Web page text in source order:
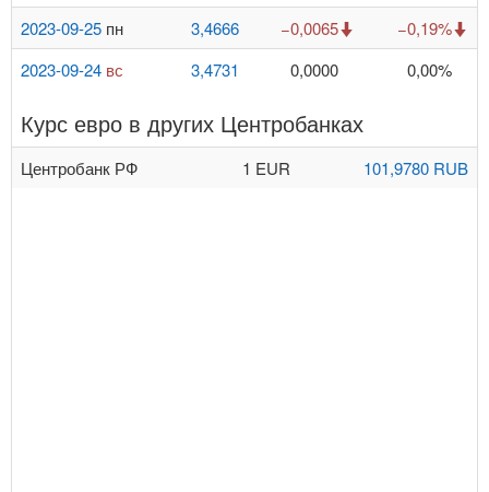
2023-09-25 пн 3,4666 −0,0065
−0,19%
2023-09-24 вс 3,4731 0,0000 0,00%
Курс евро в других Центробанках
Центробанк РФ 1 EUR 101,9780 RUB